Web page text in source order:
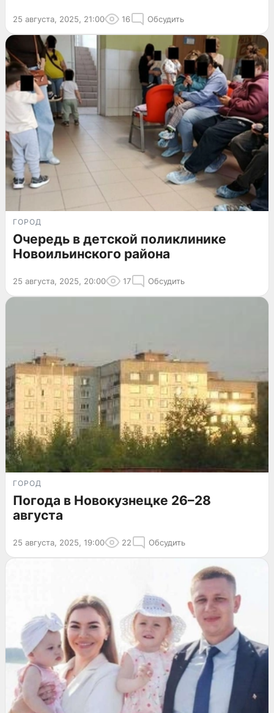
25 августа, 2025, 21:00 16 Обсудить
ГОРОД
Очередь в детской поликлинике
Новоильинского района
25 августа, 2025, 20:00 17 Обсудить
ГОРОД
Погода в Новокузнецке 26–28
августа
25 августа, 2025, 19:00 22 Обсудить